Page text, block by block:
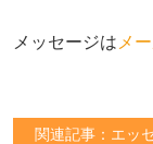
メッセージは メ
関連記事：エッ